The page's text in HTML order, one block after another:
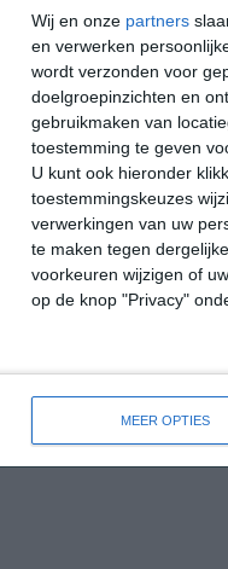
Wij en onze partners
en verwerken
wordt verzonden voor
doelgroepinzichten en
gebruikmaken van
toestemming te geven
U kunt ook hieronder
toestemmingskeuzes
verwerkingen van uw
te maken tegen
voorkeuren wijzigen of
op de knop "Privacy"
MEER OPTIES
18°C 15°C
01:00 04:00
01:00 04:00
N 1 N 1
bekijk de uitgebreide